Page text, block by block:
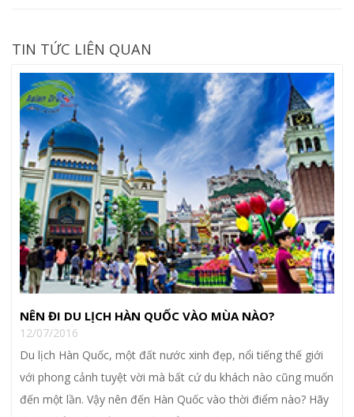
TIN TỨC LIÊN QUAN
NÊN ĐI DU LỊCH HÀN QUỐC VÀO MÙA NÀO?
12/07/2016
Du lịch Hàn Quốc, một đất nước xinh đẹp, nổi tiếng thế giới
với phong cảnh tuyệt vời mà bất cứ du khách nào cũng muốn
đến một lần. Vậy nên đến Hàn Quốc vào thời điểm nào? Hãy